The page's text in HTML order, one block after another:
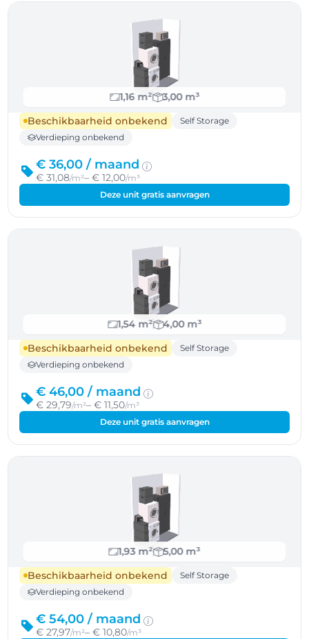
1,16 m²
3,00 m³
Beschikbaarheid onbekend
Self Storage
Verdieping onbekend
€ 36,00 / maand
€ 31,08/m²– € 12,00/m³
Deze unit gratis aanvragen
1,54 m²
4,00 m³
Beschikbaarheid onbekend
Self Storage
Verdieping onbekend
€ 46,00 / maand
€ 29,79/m²– € 11,50/m³
Deze unit gratis aanvragen
1,93 m²
5,00 m³
Beschikbaarheid onbekend
Self Storage
Verdieping onbekend
€ 54,00 / maand
€ 27,97/m²– € 10,80/m³